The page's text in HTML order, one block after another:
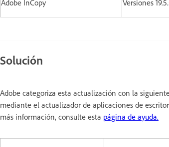
Adobe InCopy Versiones
Solución
Adobe categoriza esta actualización con la
mediante el actualizador de aplicaciones de
más información, consulte esta página de ayuda.